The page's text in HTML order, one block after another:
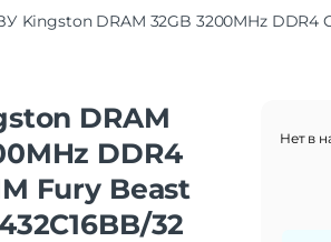
Kingston DRAM 32GB 3200MHz DDR4
DRAM
DDR4
Fury Beast
32
Нет в